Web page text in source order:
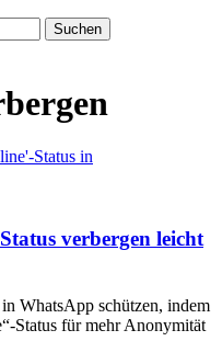
verbergen leicht
WhatsApp schützen, indem
Status für mehr Anonymität